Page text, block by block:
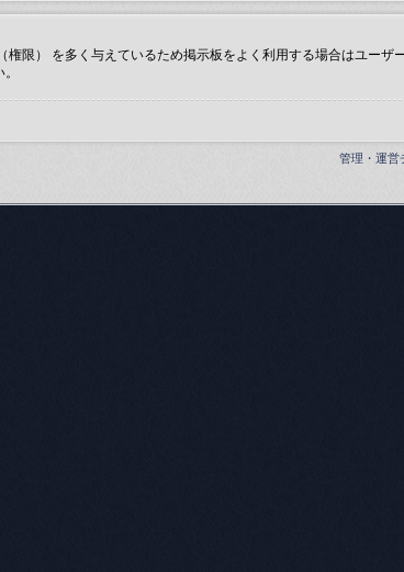
限） を多く与えているため掲示板をよく利用する場合はユーザ
管理・運営